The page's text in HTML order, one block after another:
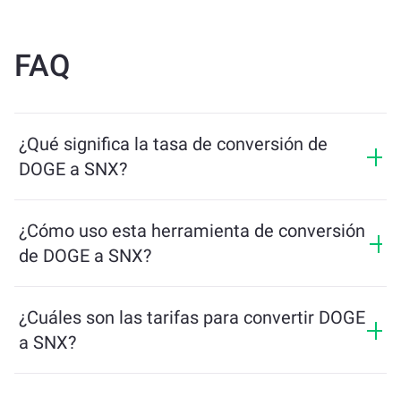
FAQ
¿Qué significa la tasa de conversión de
DOGE a SNX?
a cambio de DOGE. Esta tasa fluctúa según las
condiciones del mercado, la oferta y la demanda, y la
¿Cómo uso esta herramienta de conversión
de DOGE a SNX?
intercambiar, y la herramienta calculará la cantidad
estimada de SNX que recibirás. Luego, sigue los pasos
¿Cuáles son las tarifas para convertir DOGE
a SNX?